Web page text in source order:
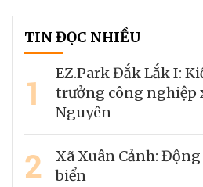
TIN ĐỌC NHIỀU
1
EZ.Park Đắk Lắk I:
trưởng công nghiệp
Nguyên
2
Xã Xuân Cảnh:
biển